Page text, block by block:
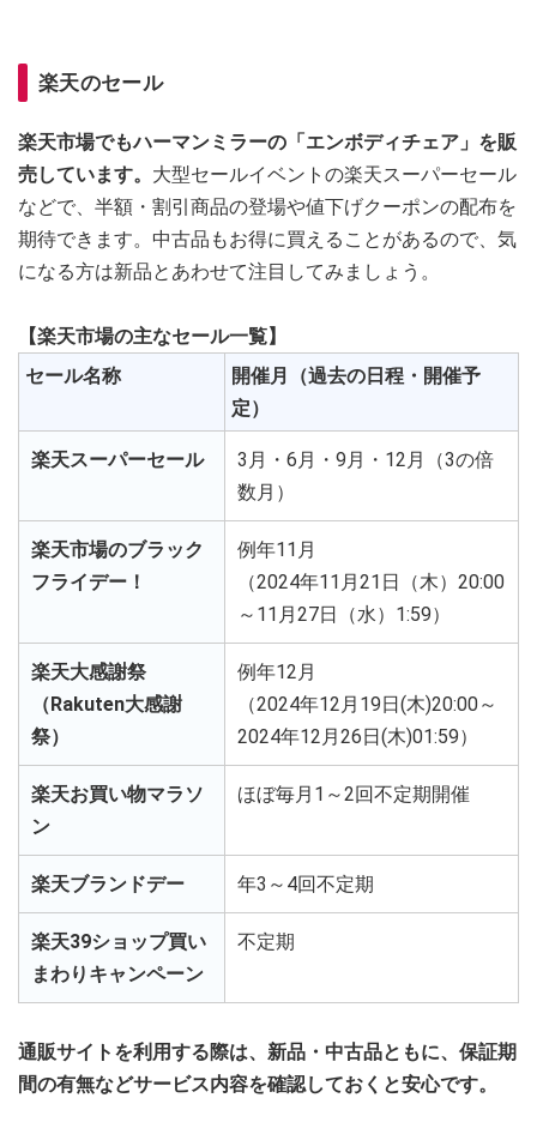
楽天のセール
楽天市場でもハーマンミラーの「エンボディチェア」を販
売しています。 大型セールイベントの楽天スーパーセール
などで、半額・割引商品の登場や値下げクーポンの配布を
期待できます。中古品もお得に買えることがあるので、気
になる方は新品とあわせて注目してみましょう。
【楽天市場の主なセール一覧】
セール名称
開催月（過去の日程・開催予
定）
楽天スーパーセール
3月・6月・9月・12月（3の倍
数月）
楽天市場のブラック
フライデー！
例年11月
（2024年11月21日（木）20:00
～11月27日（水）1:59）
楽天大感謝祭
（Rakuten大感謝
祭）
例年12月
（2024年12月19日(木)20:00～
2024年12月26日(木)01:59）
楽天お買い物マラソ
ン
ほぼ毎月1～2回不定期開催
楽天ブランドデー 年3～4回不定期
楽天39ショップ買い
まわりキャンペーン
不定期
通販サイトを利用する際は、新品・中古品ともに、保証期
間の有無などサービス内容を確認しておくと安心です。